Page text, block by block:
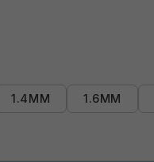
1.4MM 1.6MM